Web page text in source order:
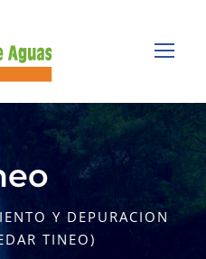
Y DEPURACION
TINEO)